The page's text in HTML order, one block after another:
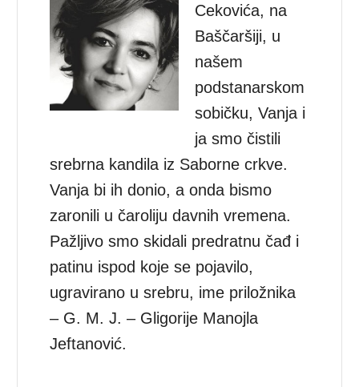
Cekovića, na
Baščaršiji, u
našem
podstanarskom
sobičku, Vanja i
ja smo čistili
srebrna kandila iz Saborne crkve.
Vanja bi ih donio, a onda bismo
zaronili u čaroliju davnih vremena.
Pažljivo smo skidali predratnu čađ i
patinu ispod koje se pojavilo,
ugravirano u srebru, ime priložnika
– G. M. J. – Gligorije Manojla
Jeftanović.